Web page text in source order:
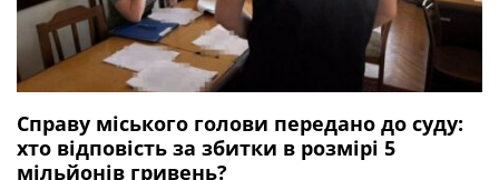
Справу міського голови передано до суду:
хто відповість за збитки в розмірі 5
мільйонів гривень?